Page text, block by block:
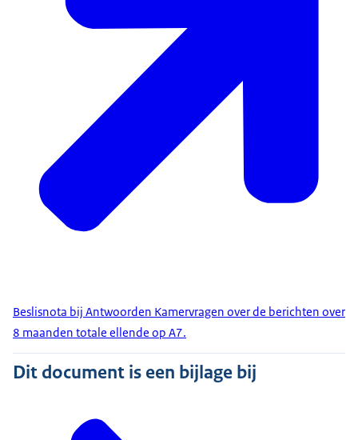
Beslisnota bij Antwoorden Kamervragen over de berichten over
8 maanden totale ellende op A7.
Dit document is een bijlage bij